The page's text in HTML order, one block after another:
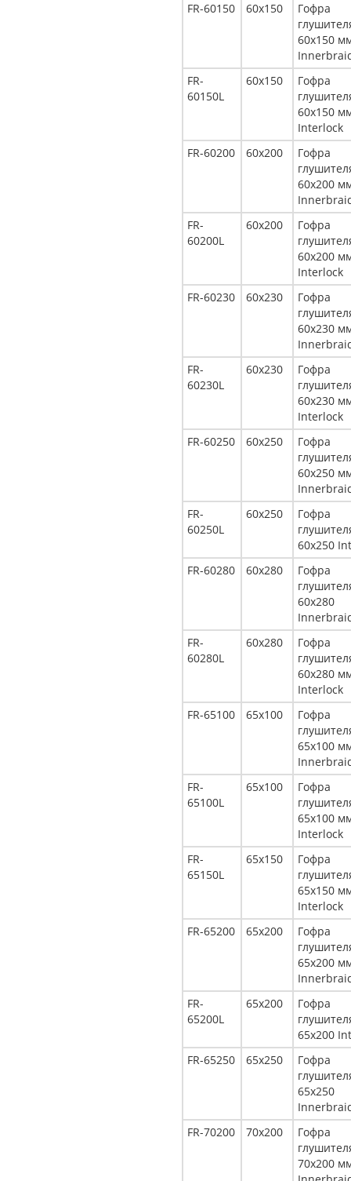
FR-60150
60x150
Гофра
60x150
FR-
60150L
60x150
Гофра
60x150
Interlock
FR-60200
60x200
Гофра
60x200
FR-
60200L
60x200
Гофра
60x200
Interlock
FR-60230
60x230
Гофра
60x230
FR-
60230L
60x230
Гофра
60x230
Interlock
FR-60250
60x250
Гофра
60x250
FR-
60250L
60x250
Гофра
60x250
FR-60280
60x280
Гофра
60x280
FR-
60280L
60x280
Гофра
60x280
Interlock
FR-65100
65x100
Гофра
65x100
FR-
65100L
65x100
Гофра
65x100
Interlock
FR-
65150L
65x150
Гофра
65x150
Interlock
FR-65200
65x200
Гофра
65x200
FR-
65200L
65x200
Гофра
65x200
FR-65250
65x250
Гофра
65x250
FR-70200
70x200
Гофра
70x200